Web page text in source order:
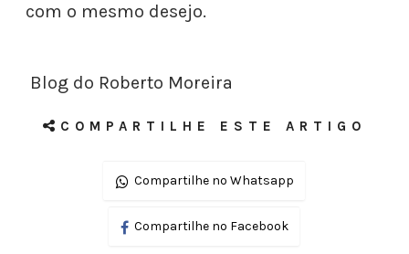
com o mesmo desejo.
Blog do Roberto Moreira
COMPARTILHE ESTE ARTIGO
Compartilhe no Whatsapp
Compartilhe no Facebook